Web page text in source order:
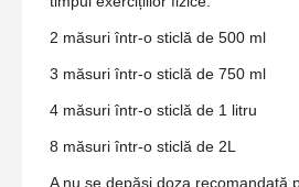
2 măsuri într-o sticlă de 500 ml
3 măsuri într-o sticlă de 750 ml
4 măsuri într-o sticlă de 1 litru
8 măsuri într-o sticlă de 2L
A nu se depăși doza recomandată